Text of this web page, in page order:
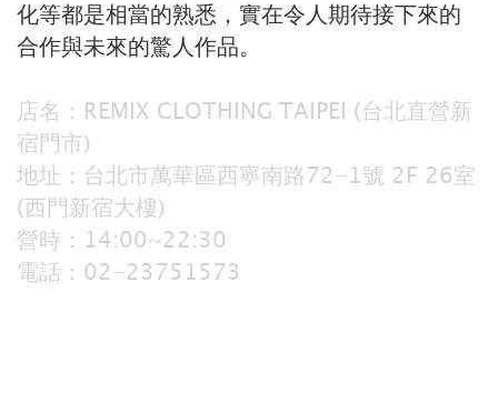
化等都是相當的熟悉，實在令人期待接下來的
合作與未來的驚人作品。
店名：REMIX CLOTHING TAIPEI (台北直營新
宿門市)
地址：台北市萬華區西寧南路72-1號 2F 26室
(西門新宿大樓)
營時：14:00~22:30
電話：02-23751573